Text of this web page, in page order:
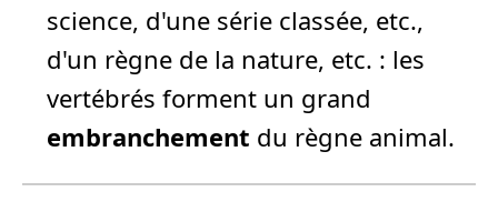
science, d'une série classée, etc.,
d'un règne de la nature, etc. : les
vertébrés forment un grand
embranchement du règne animal.